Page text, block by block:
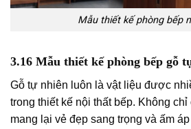
Mẫu thiết kế phòng bếp
3.16 Mẫu thiết kế phòng bếp gỗ
Gỗ tự nhiên luôn là vật liệu được
trong thiết kế nội thất bếp. Không
mang lại vẻ đẹp sang trọng và ấm